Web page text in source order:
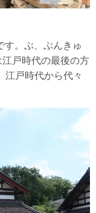
す。ぶ、ぶんきゅ
戸時代の最後の方
江戸時代から代々